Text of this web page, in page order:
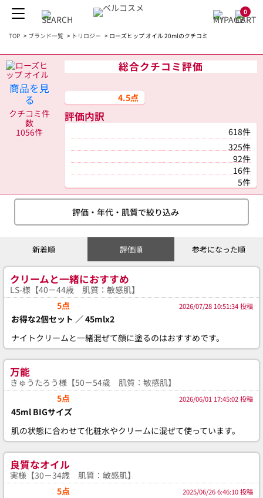
0
TOP > ブランド一覧 > トリロジー > ローズヒップ オイル 20mlのクチコミ
商品を見
る
クチコミ件
数
1056件
総合クチコミ評価
4.5点
評価内訳
618件
325件
92件
16件
5件
評価・年代・肌質で絞り込み
新着順 評価順 参考になった順
クリームと一緒におすすめ
LS-様【40－44歳 肌質：敏感肌】
5点
2026/07/28 10:51:34 投稿
お得な2個セット ／ 45mlx2
ナイトクリームと一緒混ぜて顔に塗るのはおすすめです。
万能
きゅうたろう様【50－54歳 肌質：敏感肌】
5点
2026/06/01 17:45:02 投稿
45ml BIGサイズ
肌の状態に合わせて化粧水やクリームに混ぜて使っています。
良質なオイル
実様【30－34歳 肌質：敏感肌】
5点
2025/06/26 6:46:10 投稿